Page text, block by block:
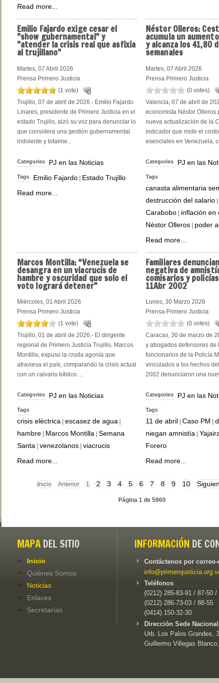
Read more...
Emilio Fajardo exige cesar el
"show gubernamental" y
"atender la crisis real que asfixia
al trujillano"
Martes, 07 Abril 2026
Prensa Primero Justicia
(1 vote)
Trujillo, 07 de abril de 2026.- Emilio Fajardo
Linares, presidente de Primero Justicia en el
estado Trujillo, alzó su voz para denunciar lo
que considera una gestión gubernamental
indolente y totalme...
Categories PJ en las Noticias
Tags Emilio Fajardo | Estado Trujillo
Read more...
NéstorOlleros:
acumula un
y alcanza los 41,80
semanales
Martes, 07 Abril 2026
Prensa Primero Justicia
(0 votes)
Valencia, 07 de abril de
economista Néstor Olleros
nueva actualización de la
indicador que mide el
esenciales en Venezuela,
Categories PJ en las
Tags
canasta alimentaria
destrucción del salario
Carabobo | inflación en
Néstor Olleros | poder
Read more...
Marcos Montilla: “Venezuela se
desangra en un viacrucis de
hambre y oscuridad que solo el
voto logrará detener”
Miércoles, 01 Abril 2026
Prensa Primero Justicia
(1 vote)
Trujillo, 01 de abril de 2026.- El dirigente
regional de Primero Justicia Trujillo, Marcos
Montilla, expuso la cruda agonía que
atraviesa el país, comparando la crisis actual
con un calvario bíblico ...
Categories PJ en las Noticias
Tags
crisis eléctrica escasez de agua
hambre Marcos Montilla
Semana
Santa
venezolanos viacrucis
Read more...
Familiares
negativa de
comisarios y
11Abr 2002
Lunes, 30 Marzo 2026
Prensa Primero Justicia
(0 votes)
Caracas, 30 de marzo de
y abogados defensores de
funcionarios de la Policía
vinculados a los hechos
2002 denunciaron una
Categories PJ en las
Tags
11 de abril |Caso PM |
niegan amnistía
Forero
Read more...
Inicio Anterior 1 2 3 4 5 6 7 8 9 10
Página 1 de 5960
MAPA DEL SITIO
Inicio
Quiénes Somos
Noticias
Enlaces
Secretarías
INFORMACIÓN DE
Contáctenos por
Teléfonos
(0212) 285-83-91 / 87-50 /
(0212) 286-73-03 / 88-55
(0414) 150-32-30
Dirección Sede
Urb. Los Palos Grandes,
Guillermo Villegas